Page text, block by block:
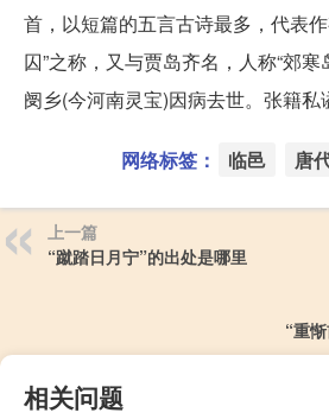
首，以短篇的五言古诗最多，代表
囚”之称，又与贾岛齐名，人称“郊
阌乡(今河南灵宝)因病去世。张籍私
网络标签： 临邑 唐
上一篇
“蹴踏日月宁”的出处是哪里
“重
相关问题